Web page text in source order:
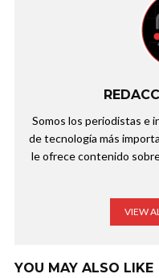
Somos los periodistas e
de tecnología más
le ofrece contenido
VIEW
YOU MAY ALSO LIKE